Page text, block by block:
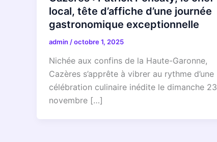
local, tête d’affiche d’une journée
gastronomique exceptionnelle
admin /octobre 1, 2025
Nichée aux confins de la Haute-Garonne,
Cazères s’apprête à vibrer au rythme d’une
célébration culinaire inédite le dimanche 23
novembre […]